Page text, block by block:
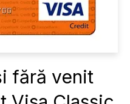
fără venit